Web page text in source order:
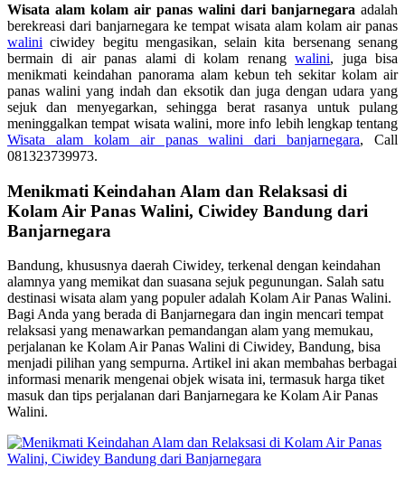
Wisata alam kolam air panas walini dari banjarnegara adalah
berekreasi dari banjarnegara ke tempat wisata alam kolam air panas
walini ciwidey begitu mengasikan, selain kita bersenang senang
bermain di air panas alami di kolam renangwalini, juga bisa
menikmati keindahan panorama alam kebun teh sekitar kolam air
panas walini yang indah dan eksotik dan juga dengan udara yang
sejuk dan menyegarkan, sehingga berat rasanya untuk pulang
meninggalkan tempat wisata walini, more info lebih lengkap tentang
Wisata alam kolam air panas walini dari banjarnegara, Call
081323739973.
Menikmati Keindahan Alam dan Relaksasi di
Kolam Air Panas Walini, Ciwidey Bandung dari
Banjarnegara
Bandung, khususnya daerah Ciwidey, terkenal dengan keindahan
alamnya yang memikat dan suasana sejuk pegunungan. Salah satu
destinasi wisata alam yang populer adalah Kolam Air Panas Walini.
Bagi Anda yang berada di Banjarnegara dan ingin mencari tempat
relaksasi yang menawarkan pemandangan alam yang memukau,
perjalanan ke Kolam Air Panas Walini di Ciwidey, Bandung, bisa
menjadi pilihan yang sempurna. Artikel ini akan membahas berbagai
informasi menarik mengenai objek wisata ini, termasuk harga tiket
masuk dan tips perjalanan dari Banjarnegara ke Kolam Air Panas
Walini.